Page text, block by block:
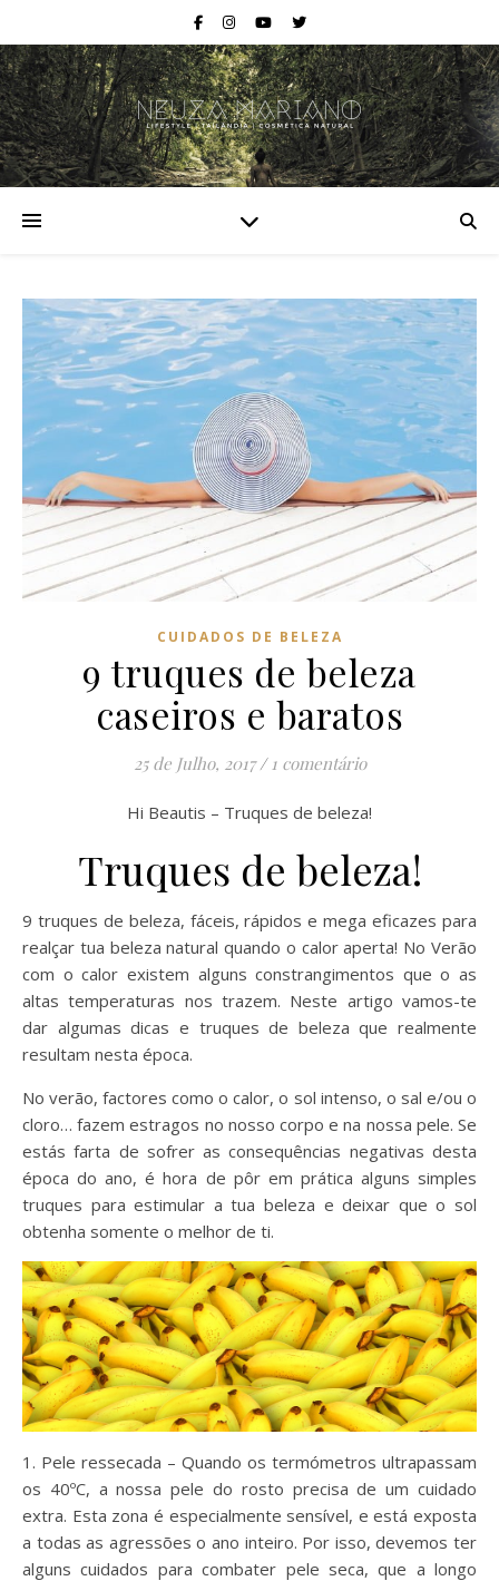
CUIDADOS DE BELEZA
9 truques de beleza
caseiros e baratos
25 de Julho, 2017 / 1 comentário
Hi Beautis – Truques de beleza!
Truques de beleza!
9 truques de beleza, fáceis, rápidos e mega eficazes para
realçar tua beleza natural quando o calor aperta! No Verão
com o calor existem alguns constrangimentos que o as
altas temperaturas nos trazem. Neste artigo vamos-te
dar algumas dicas e truques de beleza que realmente
resultam nesta época.
No verão, factores como o calor, o sol intenso, o sal e/ou o
cloro… fazem estragos no nosso corpo e na nossa pele. Se
estás farta de sofrer as consequências negativas desta
época do ano, é hora de pôr em prática alguns simples
truques para estimular a tua beleza e deixar que o sol
obtenha somente o melhor de ti.
1. Pele ressecada – Quando os termómetros ultrapassam
os 40ºC, a nossa pele do rosto precisa de um cuidado
extra. Esta zona é especialmente sensível, e está exposta
a todas as agressões o ano inteiro. Por isso, devemos ter
alguns cuidados para combater pele seca, que a longo